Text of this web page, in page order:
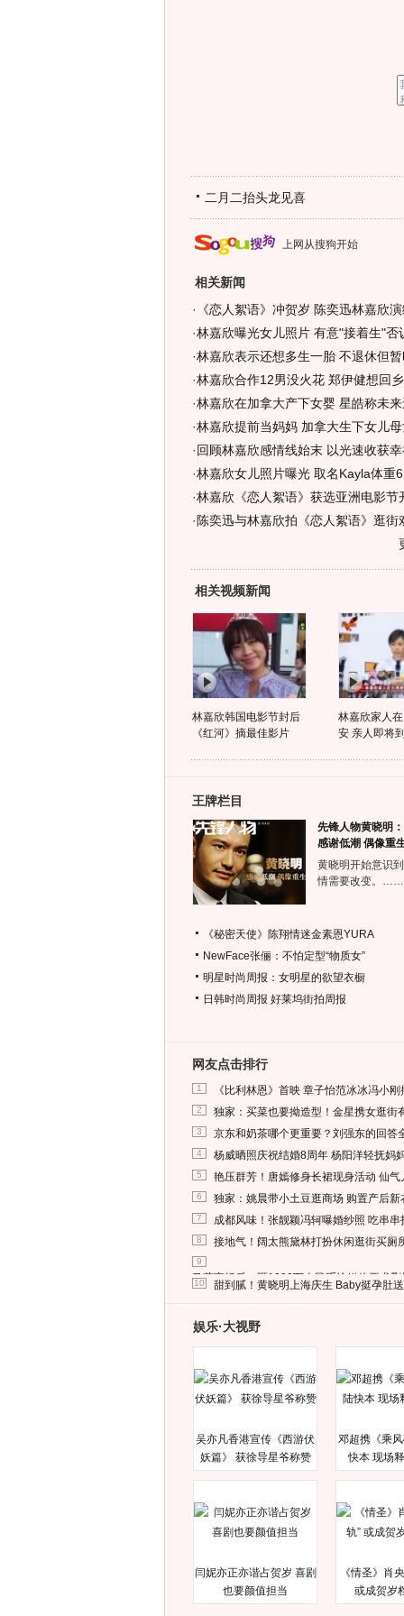
二月二抬头龙见喜
上网从搜狗开始
相关新闻
· 《恋人絮语》冲贺岁 陈奕迅林嘉欣
·林嘉欣曝光女儿照片 有意"接着生"否
·林嘉欣表示还想多生一胎 不退休但
·林嘉欣合作12男没火花 郑伊健想回
·林嘉欣在加拿大产下女婴 星皓称未
·林嘉欣提前当妈妈 加拿大生下女儿
·回顾林嘉欣感情线始末 以光速收获
·林嘉欣女儿照片曝光 取名Kayla体重
·林嘉欣《恋人絮语》获选亚洲电影节
· 陈奕迅与林嘉欣拍《恋人絮语》逛街
相关视频新闻
林嘉欣韩国电影节封后
《红河》摘最佳影片
林嘉欣家人
安 亲人即将
王牌栏目
先锋人物黄晓明：
感谢低潮 偶像重
黄晓明开始意识
情需要改变。……
《秘密天使》陈翔情迷金素恩YURA
NewFace张俪：不怕定型“物质女”
明星时尚周报：女明星的欲望衣橱
日韩时尚周报 好莱坞街拍周报
网友点击排行
1 《比利林恩》首映 章子怡范冰冰冯小
2 独家：买菜也要拗造型！金星携女逛街
3 京东和奶茶哪个更重要？刘强东的回答
4 杨威晒照庆祝结婚8周年 杨阳洋轻抚妈
5 艳压群芳！唐嫣修身长裙现身活动 仙气
6 独家：姚晨带小土豆逛商场 购置产后新
7 成都风味！张靓颖冯轲曝婚纱照 吃串串
8 接地气！阔太熊黛林打扮休闲逛街买厕
9
马蓉离婚后，砸1000万人民币给媒体要求删
10 甜到腻！黄晓明上海庆生 Baby挺孕肚
娱乐·大视野
吴亦凡香港宣传《西游伏
妖篇》 获徐导星爷称赞
邓超携《乘
快本 现场
闫妮亦正亦谐占贺岁 喜剧
也要颜值担当
《情圣》肖
或成贺岁